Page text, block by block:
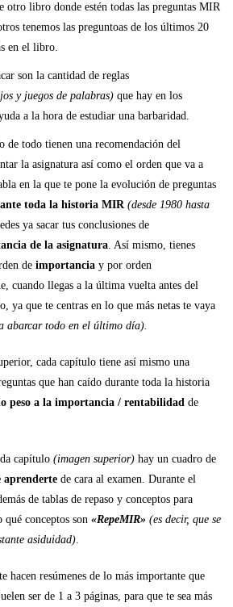
otro libro donde estén todas las preguntas MIR
tenemos las preguntoas de los últimos 20
en el libro.
son la cantidad de reglas
y juegos de palabras) que hay en los
a la hora de estudiar una barbaridad.
de todo tienen una recomendación del
la asignatura así como el orden que va a
en la que te pone la evolución de preguntas
toda la historia MIR (desde 1980 hasta
ya sacar tus conclusiones de
de la asignatura. Así mismo, tienes
de importancia y por orden
cuando llegas a la última vuelta antes del
ya que te centras en lo que más netas te vaya
abarcar todo en el último día).
cada capítulo tiene así mismo una
que han caído durante toda la historia
peso a la importancia / rentabilidad de
capítulo (imagen superior) hay un cuadro de
aprenderte de cara al examen. Durante el
de tablas de repaso y conceptos para
qué conceptos son «RepeMIR» (es decir, que se
asiduidad).
hacen resúmenes de lo más importante que
ser de 1 a 3 páginas, para que te sea más